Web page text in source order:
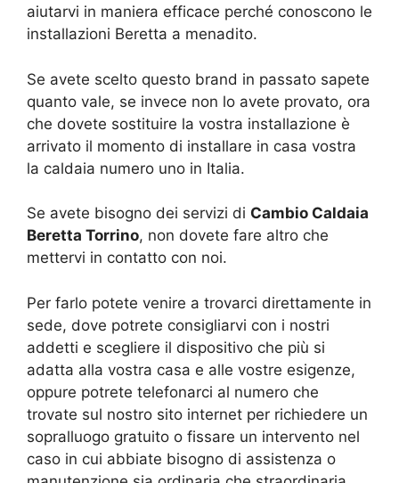
aiutarvi in maniera efficace perché conoscono le
installazioni Beretta a menadito.
Se avete scelto questo brand in passato sapete
quanto vale, se invece non lo avete provato, ora
che dovete sostituire la vostra installazione è
arrivato il momento di installare in casa vostra
la caldaia numero uno in Italia.
Se avete bisogno dei servizi di Cambio Caldaia
Beretta Torrino, non dovete fare altro che
mettervi in contatto con noi.
Per farlo potete venire a trovarci direttamente in
sede, dove potrete consigliarvi con i nostri
addetti e scegliere il dispositivo che più si
adatta alla vostra casa e alle vostre esigenze,
oppure potrete telefonarci al numero che
trovate sul nostro sito internet per richiedere un
sopralluogo gratuito o fissare un intervento nel
caso in cui abbiate bisogno di assistenza o